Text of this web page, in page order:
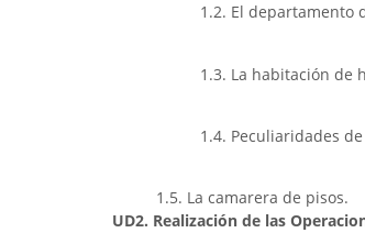
1.2. El departamento
1.3. La habitación de
1.4. Peculiaridades
1.5. La camarera de pisos.
UD2. Realización de las